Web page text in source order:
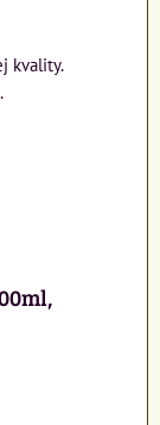
kvality.